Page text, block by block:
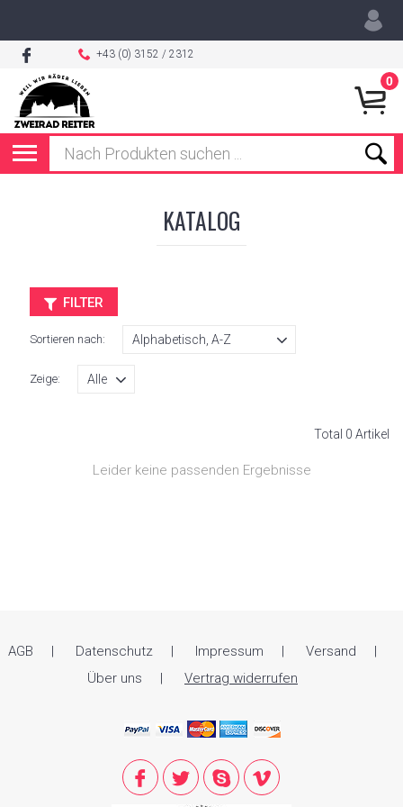
+43 (0) 3152 / 2312
0
KATALOG
FILTER
Sortieren nach:
Zeige:
Total 0 Artikel
Leider keine passenden Ergebnisse
AGB Datenschutz Impressum
Versand
Über uns
Vertrag widerrufen